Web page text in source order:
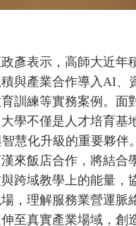
彥表示，高師大近年
與產業合作導入AI、
訓練等實務案例。面
學不僅是人才培育基
慧化升級的重要夥伴
來飯店合作，將結合
跨域教學上的能量，
，理解服務業營運脈
至真實產業場域，創